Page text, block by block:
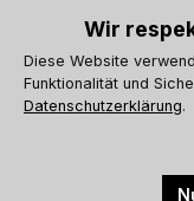
Cookie-Einstellungen
Vertrag widerrufen
Wir
Diese Website
Funktionalität und
Datenschutzerklärung.